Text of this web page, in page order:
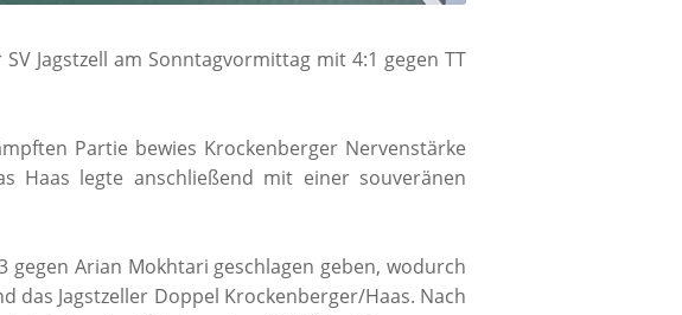
Jagstzell am Sonntagvormittag mit 4:1 gegen TT
Partie bewies Krockenberger Nervenstärke
Haas legte anschließend mit einer souveränen
Arian Mokhtari geschlagen geben, wodurch
das Jagstzeller Doppel Krockenberger/Haas. Nach